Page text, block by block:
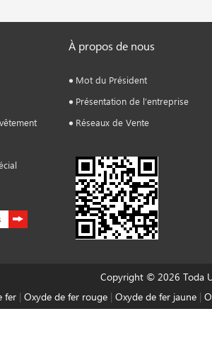
À propos de nous
Mot du Président
Présentation de l’entreprise
Réseaux de Vente
Copyright © 2026 Toda
fer |Oxyde de fer rouge |Oxyde de fer jaune |